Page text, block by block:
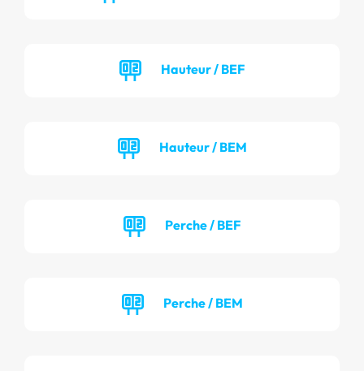
Hauteur / BEF
Hauteur / BEM
Perche / BEF
Perche / BEM